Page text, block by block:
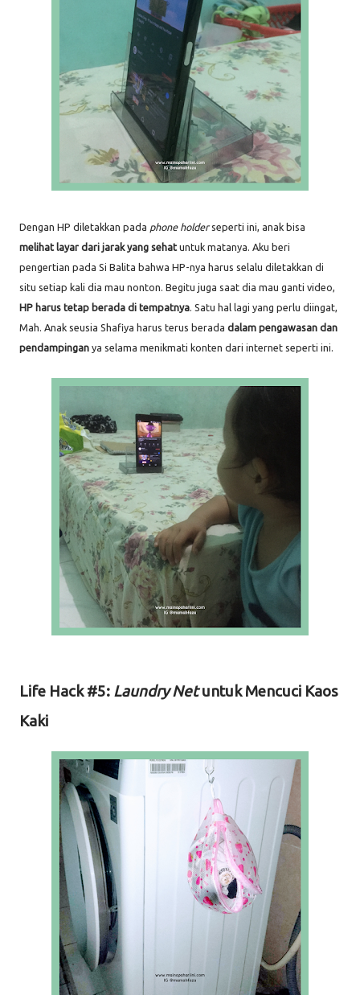
Dengan HP diletakkan pada phone holderseperti ini, anak bisa
melihat layar dari jarak yang sehat untuk matanya. Aku beri
pengertian pada Si Balita bahwa HP-nya harus selalu diletakkan di
situ setiap kali dia mau nonton. Begitu juga saat dia mau ganti video,
HP harus tetap berada di tempatnya . Satu hal lagi yang perlu diingat,
Mah. Anak seusia Shafiya harus terus berada dalam pengawasan dan
pendampingan ya selama menikmati konten dari internet seperti ini.
Life Hack #5: Laundry Netuntuk Mencuci Kaos
Kaki